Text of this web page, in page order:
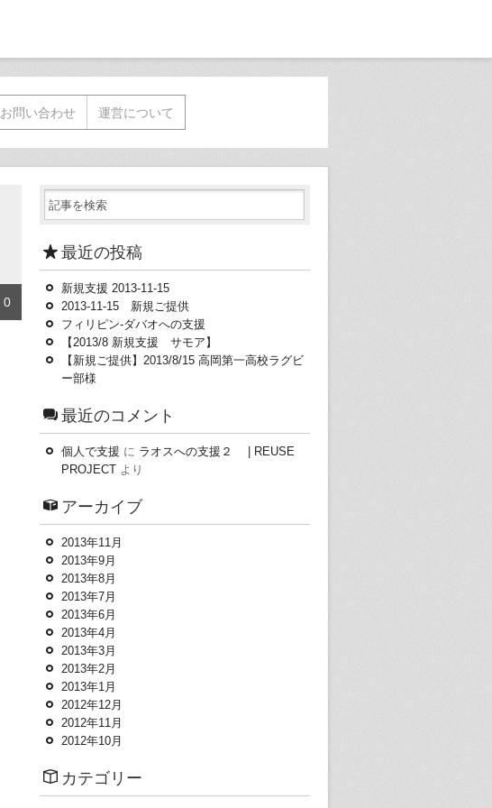
お問い合わせ 運営について
0
最近の投稿
新規支援 2013-11-15
2013-11-15 新規ご提供
フィリピン-ダバオへの支援
【2013/8 新規支援 サモア】
【新規ご提供】2013/8/15 高岡第一高校ラグビ
ー部様
最近のコメント
個人で支援 に ラオスへの支援２ | REUSE
PROJECT より
アーカイブ
2013年11月
2013年9月
2013年8月
2013年7月
2013年6月
2013年4月
2013年3月
2013年2月
2013年1月
2012年12月
2012年11月
2012年10月
カテゴリー